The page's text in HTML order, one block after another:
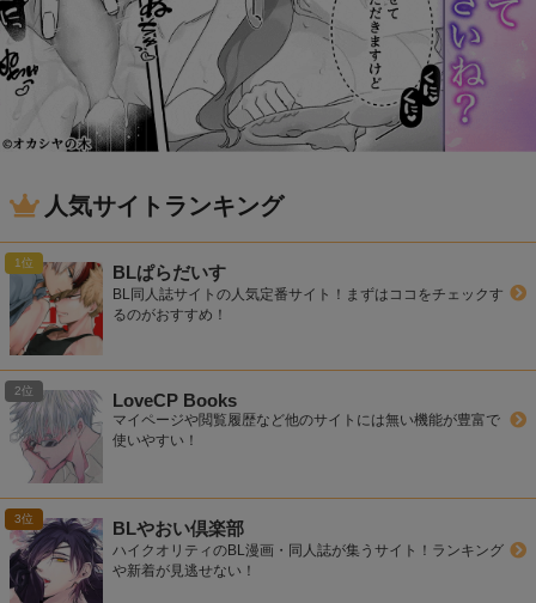
人気サイトランキング
BLぱらだいす
BL同人誌サイトの人気定番サイト！まずはココをチェックす
るのがおすすめ！
LoveCP Books
マイページや閲覧履歴など他のサイトには無い機能が豊富で
使いやすい！
BLやおい倶楽部
ハイクオリティのBL漫画・同人誌が集うサイト！ランキング
や新着が見逃せない！